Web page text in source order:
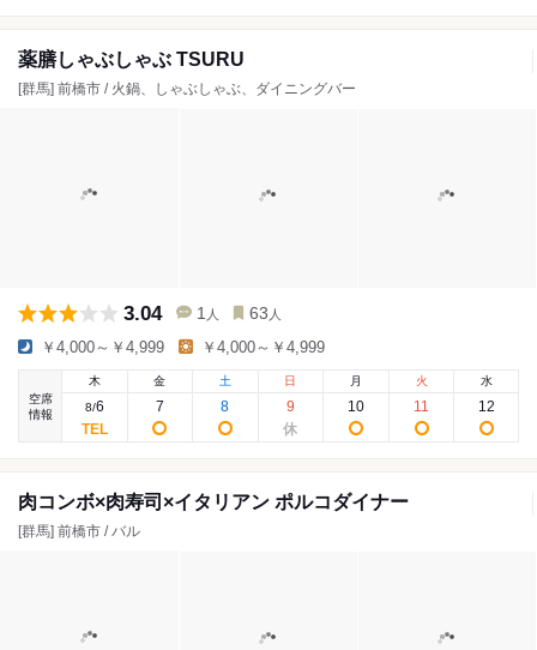
薬膳しゃぶしゃぶ TSURU
[群馬] 前橋市 / 火鍋、しゃぶしゃぶ、ダイニングバー
3.04 1 人 63 人
￥4,000～￥4,999 ￥4,000～￥4,999
空席
情報
木
8/6
金
7
土
8
日
9
月
10
火
11
水
12
肉コンボ×肉寿司×イタリアン ポルコダイナー
[群馬] 前橋市 / バル